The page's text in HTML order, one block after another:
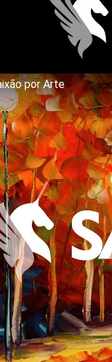
por Arte